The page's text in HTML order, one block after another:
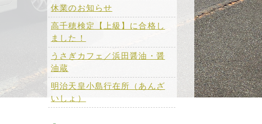
休業のお知らせ
高千穂検定【上級】に合格し
ました！
うさぎカフェ／浜田醤油・醤
油蔵
明治天皇小島行在所（あんざ
いしょ）